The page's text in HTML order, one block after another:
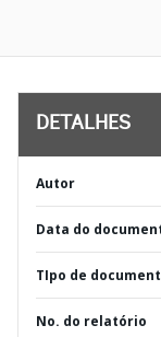
DETALHES
Autor
Data do
TIpo de
No. do relatório